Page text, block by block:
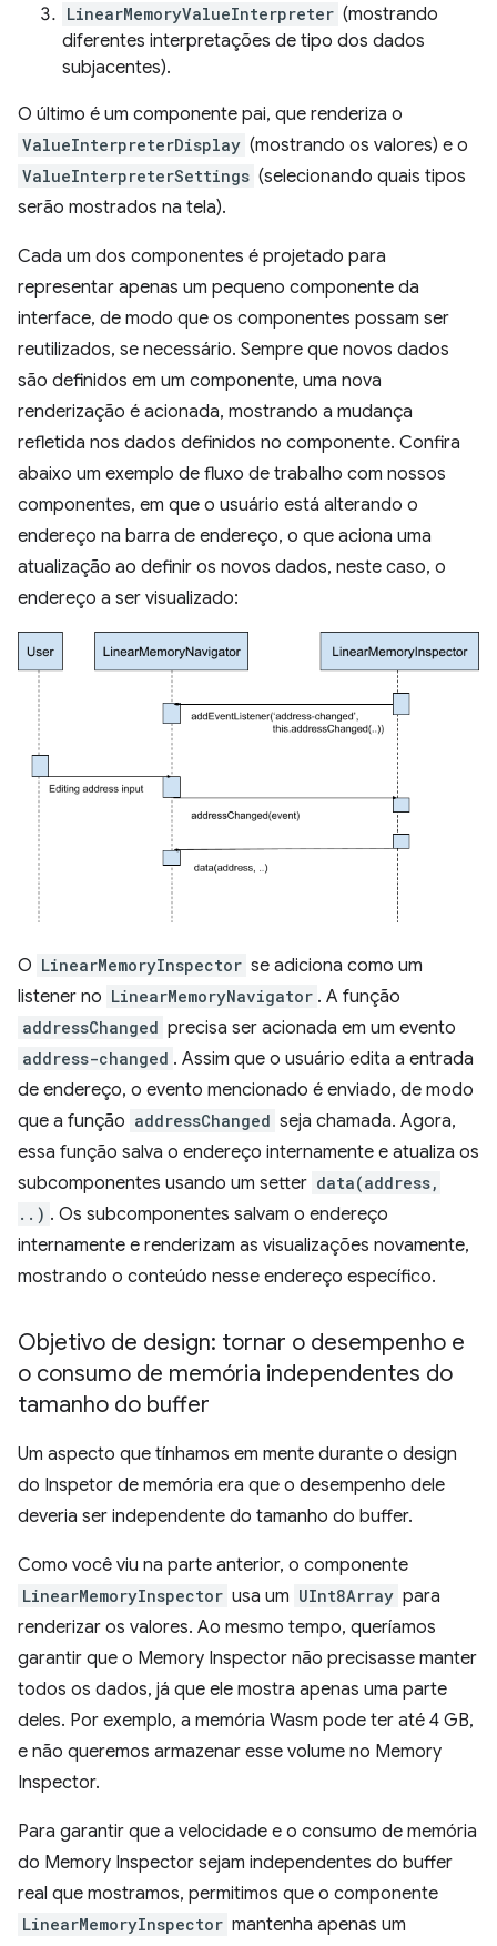
LinearMemoryValueInterpreter (mostrando
diferentes interpretações de tipo dos dados
subjacentes).
O último é um componente pai, que renderiza o
ValueInterpreterDisplay (mostrando os valores) e o
ValueInterpreterSettings (selecionando quais tipos
serão mostrados na tela).
Cada um dos componentes é projetado para
representar apenas um pequeno componente da
interface, de modo que os componentes possam ser
reutilizados, se necessário. Sempre que novos dados
são definidos em um componente, uma nova
renderização é acionada, mostrando a mudança
refletida nos dados definidos no componente. Confira
abaixo um exemplo de fluxo de trabalho com nossos
componentes, em que o usuário está alterando o
endereço na barra de endereço, o que aciona uma
atualização ao definir os novos dados, neste caso, o
endereço a ser visualizado:
O LinearMemoryInspector se adiciona como um
listener no LinearMemoryNavigator . A função
addressChanged precisa ser acionada em um evento
address-changed . Assim que o usuário edita a entrada
de endereço, o evento mencionado é enviado, de modo
que a função addressChanged seja chamada. Agora,
essa função salva o endereço internamente e atualiza os
subcomponentes usando um setter data(address,
..) . Os subcomponentes salvam o endereço
internamente e renderizam as visualizações novamente,
mostrando o conteúdo nesse endereço específico.
Objetivo de design: tornar o desempenho e
o consumo de memória independentes do
tamanho do buffer
Um aspecto que tínhamos em mente durante o design
do Inspetor de memória era que o desempenho dele
deveria ser independente do tamanho do buffer.
Como você viu na parte anterior, o componente
LinearMemoryInspector usa um UInt8Array para
renderizar os valores. Ao mesmo tempo, queríamos
garantir que o Memory Inspector não precisasse manter
todos os dados, já que ele mostra apenas uma parte
deles. Por exemplo, a memória Wasm pode ter até 4 GB,
e não queremos armazenar esse volume no Memory
Inspector.
Para garantir que a velocidade e o consumo de memória
do Memory Inspector sejam independentes do buffer
real que mostramos, permitimos que o componente
LinearMemoryInspector mantenha apenas um